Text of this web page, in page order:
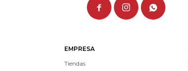
EMPRESA
Tiendas
  